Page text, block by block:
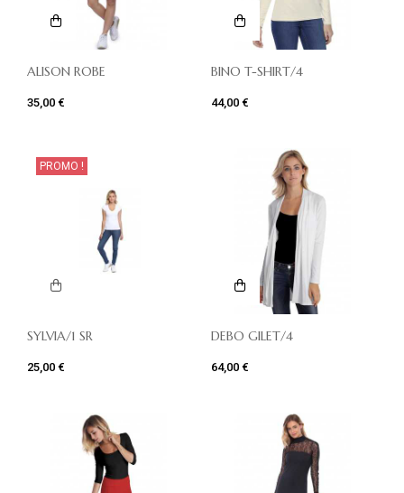
ALISON ROBE
35,00 €
BINO T-SHIRT/4
44,00 €
PROMO !
SYLVIA/1 SR
25,00 €
DEBO GILET/4
64,00 €